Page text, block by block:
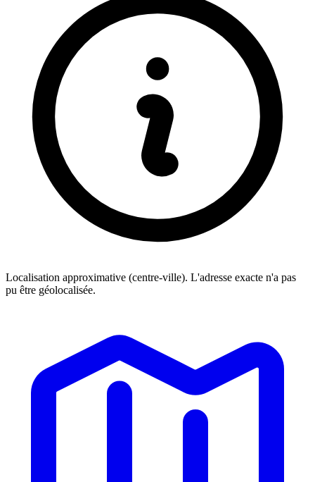
Localisation approximative (centre-ville). L'adresse exacte n'a pas
pu être géolocalisée.